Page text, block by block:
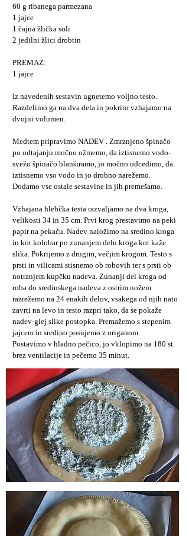
60 g ribanega parmezana
1 jajce
1 čajna žlička soli
2 jedilni žlici drobtin
PREMAZ:
1 jajce
Iz navedenih sestavin ugnetemo voljno testo.
Razdelimo ga na dva dela in pokrito vzhajamo na
dvojni volumen.
Medtem pripravimo NADEV . Zmrznjeno špinačo
po odtajanju močno ožmemo, da iztisnemo vodo-
svežo špinačo blanširamo, jo močno odcedimo, da
iztisnemo vso vodo in jo drobno narežemo.
Dodamo vse ostale sestavine in jih premešamo.
Vzhajana hlebčka testa razvaljamo na dva kroga,
velikosti 34 in 35 cm. Prvi krog prestavimo na peki
papir na pekaču. Nadev naložimo na sredino kroga
in kot kolobar po zunanjem delu kroga kot kaže
slika. Pokrijemo z drugim, večjim krogom. Testo s
prsti in vilicami stisnemo ob robovih ter s prsti ob
notranjem kupčku nadeva. Zunanji del kroga od
roba do sredinskega nadeva z ostrim nožem
razrežemo na 24 enakih delov, vsakega od njih nato
zavrti na levo in testo razpri tako, da se pokaže
nadev-glej slike postopka. Premažemo s stepenim
jajcem in sredino posujemo z origanom.
Postavimo v hladno pečico, jo vklopimo na 180 st.
brez ventilacije in pečemo 35 minut.